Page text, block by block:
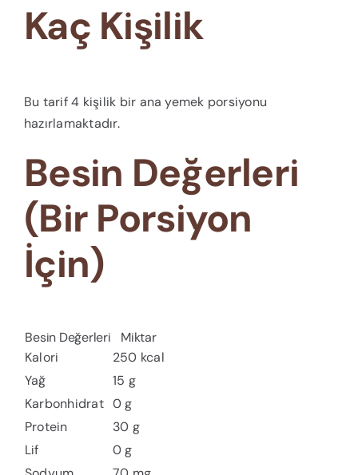
Kaç Kişilik
Bu tarif 4 kişilik bir ana yemek porsiyonu
hazırlamaktadır.
Besin Değerleri
(Bir Porsiyon
İçin)
Besin Değerleri
Miktar
Kalori
250 kcal
Yağ
15 g
Karbonhidrat 0 g
Protein
30 g
Lif
0 g